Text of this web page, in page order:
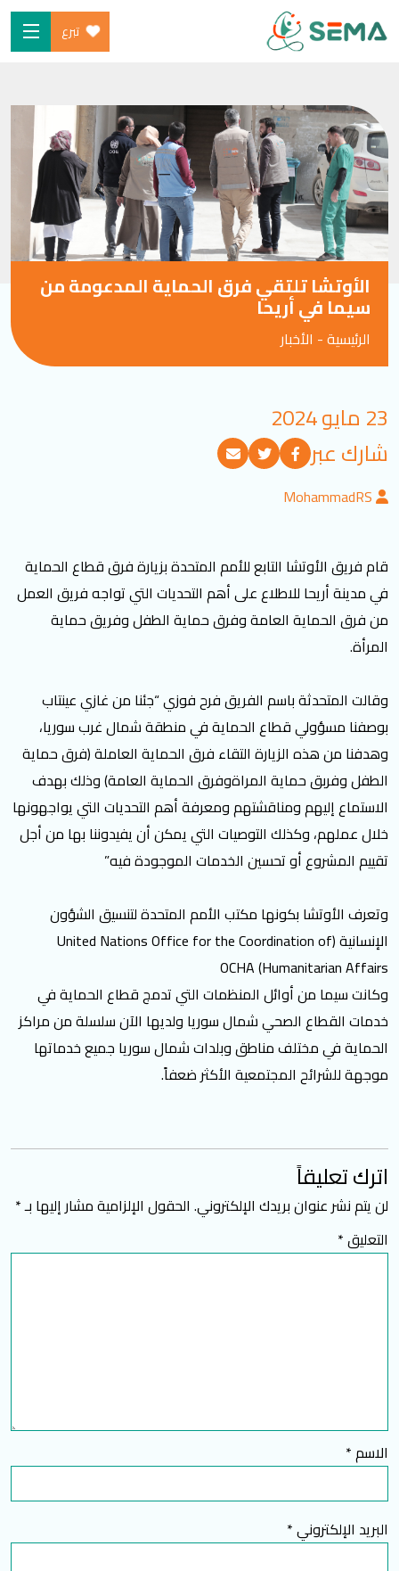
content
تبرع
من نحن
البرامج
ساهم
شارك معنا
الأخبار والموارد
المدونة
SEARCH
الأوتشا تلتقي فرق الحماية المدعومة من
سيما في أريحا
الرئيسية- الأخبار
23 مايو 2024
شارك عبر
MohammadRS
قام فريق الأوتشا التابع للأمم المتحدة بزيارة فرق قطاع الحماية
في مدينة أريحا للاطلاع على أهم التحديات التي تواجه فريق العمل
من فرق الحماية العامة وفرق حماية الطفل وفريق حماية
المرأة.
وقالت المتحدثة باسم الفريق فرح فوزي “جئنا من غازي عينتاب
بوصفنا مسؤولي قطاع الحماية في منطقة شمال غرب سوريا،
وهدفنا من هذه الزيارة التقاء فرق الحماية العاملة (فرق حماية
الطفل وفربق حماية المراةوفرق الحماية العامة) وذلك بهدف
الاستماع إليهم ومناقشتهم ومعرفة أهم التحديات التي يواجهونها
خلال عملهم، وكذلك التوصيات التي يمكن أن يفيدوننا بها من أجل
تقييم المشروع أو تحسين الخدمات الموجودة فيه”
وتعرف الأوتشا بكونها مكتب الأمم المتحدة لتنسيق الشؤون
الإنسانية (United Nations Office for the Coordination of
Humanitarian Affairs)‏ OCHA
وكانت سيما من أوائل المنظمات التي تدمج قطاع الحماية في
خدمات القطاع الصحي شمال سوريا ولديها الآن سلسلة من مراكز
الحماية في مختلف مناطق وبلدات شمال سوريا جميع خدماتها
موجهة للشرائح المجتمعية الأكثر ضعفاً.
اترك تعليقاً
لن يتم نشر عنوان بريدك الإلكتروني. الحقول الإلزامية مشار إليها بـ*
التعليق*
الاسم*
البريد الإلكتروني*